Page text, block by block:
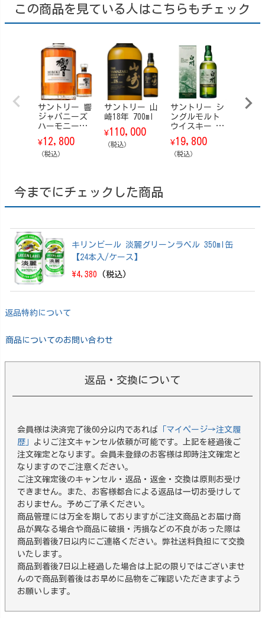
この商品を見ている人はこちらもチェック
サントリー 響
ジャパニーズ
ハーモニー
【箱なし】 70
0ml
¥12,800
（税込）
サントリー 山
崎18年 700ml
¥110,000
（税込）
サントリー シ
ングルモルト
ウイスキー 白
州 Story of t
he Distillery
（ストーリ
¥19,800
（税込）
サン
今までにチェックした商品
キリンビール 淡麗グリーンラベル 350ml缶
【24本入/ケース】
\4,380 (税込)
返品特約について
商品についてのお問い合わせ
返品・交換について
会員様は決済完了後60分以内であれば 「マイページ→注文履
歴」 よりご注文キャンセル依頼が可能です。上記を経過後ご
注文確定となります。会員未登録のお客様は即時注文確定と
なりますのでご注意ください。
ご注文確定後のキャンセル・返品・返金・交換は原則お受け
できません。また、お客様都合による返品は一切お受けして
おりません。予めご了承ください。
商品管理には万全を期しておりますがご注文商品とお届け商
品が異なる場合や商品に破損・汚損などの不良があった際は
商品到着後7日以内にご連絡ください。弊社送料負担にて交換
いたします。
商品到着後7日以上経過した場合は上記の限りではございませ
んので商品到着後はお早めに品物をご確認いただきますよう
お願いします。